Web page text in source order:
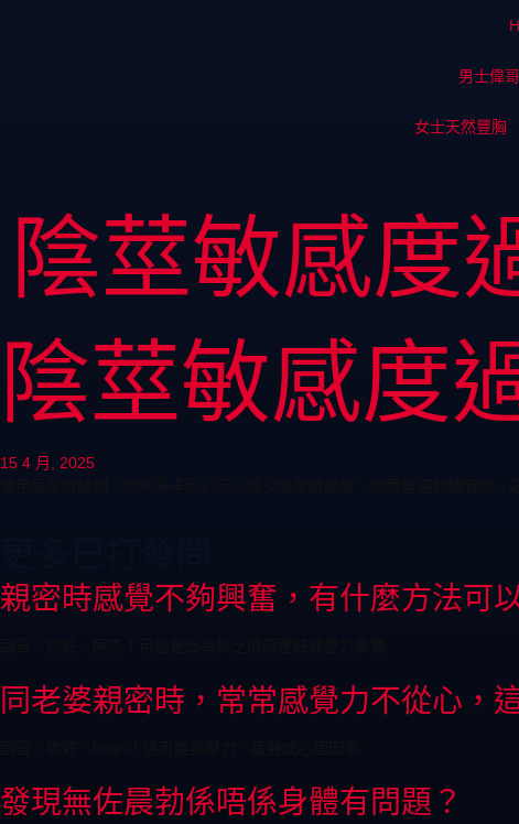
男士偉
女士天然豐胸
陰莖敏感度
陰莖敏感度
15 4 月, 2025
親密時感覺不夠興奮，有什麼方法可
同老婆親密時，常常感覺力不從心，
發現無佐晨勃係唔係身體有問題？